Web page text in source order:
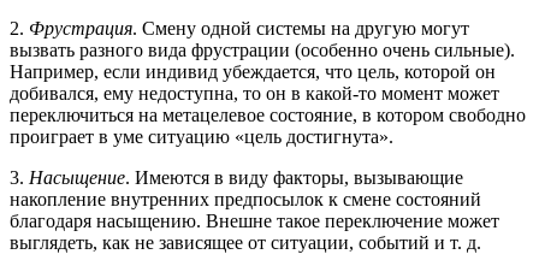
2. Фрустрация. Смену одной системы на другую могут
вызвать разного вида фрустрации (особенно очень сильные).
Например, если индивид убеждается, что цель, которой он
добивался, ему недоступна, то он в какой-то момент может
переключиться на метацелевое состояние, в котором свободно
проиграет в уме ситуацию «цель достигнута».
3. Насыщение. Имеются в виду факторы, вызывающие
накопление внутренних предпосылок к смене состояний
благодаря насыщению. Внешне такое переключение может
выглядеть, как не зависящее от ситуации, событий и т. д.